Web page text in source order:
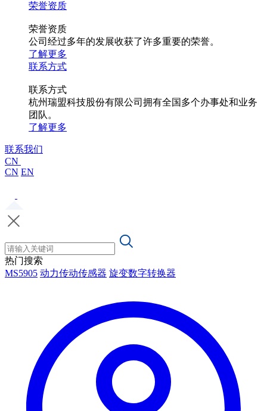
荣誉资质
荣誉资质
公司经过多年的发展收获了许多重要的荣誉。
了解更多
联系方式
联系方式
杭州瑞盟科技股份有限公司拥有全国多个办事处和业务
团队。
了解更多
联系我们
CN
CN EN
热门搜索
MS5905 动力传动传感器 旋变数字转换器